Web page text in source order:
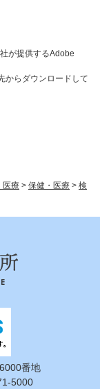
医療 > 保健・医療 > 検
が提供するAdobe
からダウンロードして
番地
5000